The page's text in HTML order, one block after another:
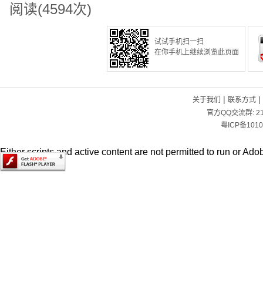
阅读(4594次)
试试手机扫一扫
在你手机上继续浏览此页面
关于我们 | 联系方式|
官方QQ交流群:
粤ICP备
Either scripts and active content are not permitted to run or